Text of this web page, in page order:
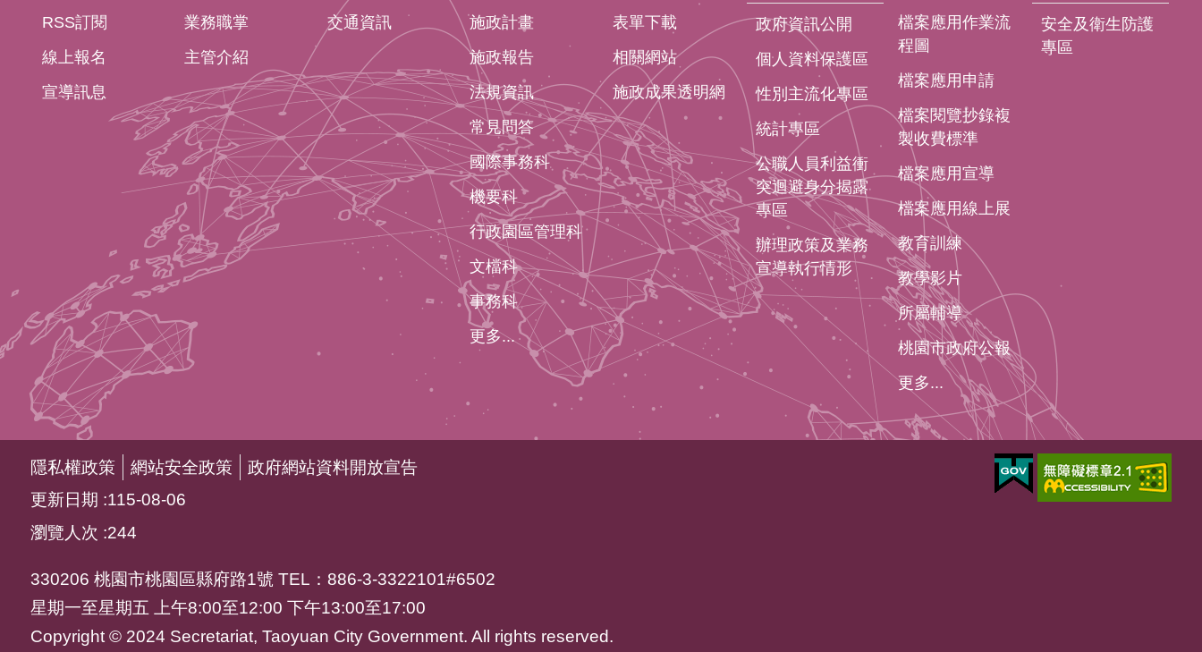
RSS訂閱
線上報名
宣導訊息
業務職掌
主管介紹
交通資訊
施政計畫
施政報告
法規資訊
常見問答
國際事務科
機要科
行政園區管理科
文檔科
事務科
更多...
表單下載
相關網站
施政成果透明網
政府資訊公開
個人資料保護區
性別主流化專區
統計專區
公職人員利益衝
突迴避身分揭露
專區
辦理政策及業務
宣導執行情形
檔案應用作業流
程圖
檔案應用申請
檔案閱覽抄錄複
製收費標準
檔案應用宣導
檔案應用線上展
教育訓練
教學影片
所屬輔導
桃園市政府公報
更多...
安全及衛生防護
專區
隱私權政策 網站安全政策
政府網站資料開放宣告
更新日期 115-08-06
瀏覽人次 244
330206 桃園市桃園區縣府路1號 TEL：886-3-3322101#6502
星期一至星期五 上午8:00至12:00 下午13:00至17:00
Copyright © 2024 Secretariat, Taoyuan City Government. All rights reserved.